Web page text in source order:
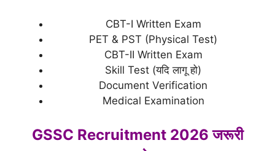
CBT-I Written Exam
PET & PST (Physical Test)
CBT-II Written Exam
Skill Test (यदि लागू हो)
Document Verification
Medical Examination
GSSC Recruitment 2026 जरूरी